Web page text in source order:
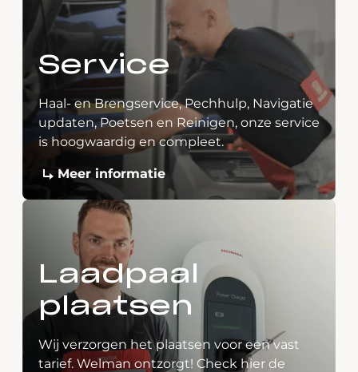
Service
Haal- en Brengservice, Pechhulp, Navigatie
updaten, Poetsen en Reinigen, onze service
is hoogwaardig en compleet.
Meer informatie
Laadpaal
plaatsen
Wij verzorgen het plaatsen voor een vast
tarief. Welman ontzorgt! Check hier de